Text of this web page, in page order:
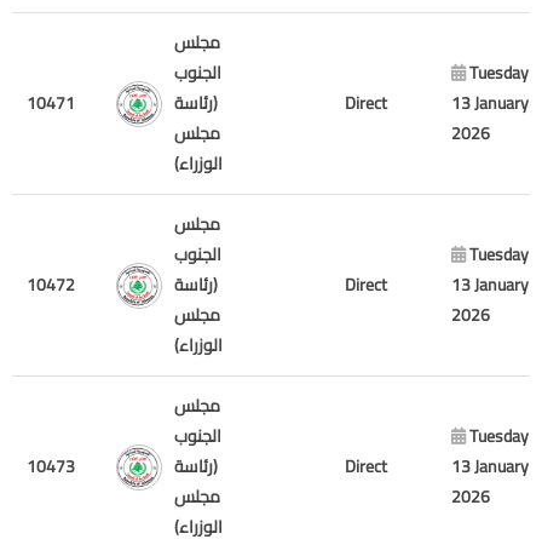
10471
مجلس
الجنوب
(رئاسة
مجلس
الوزراء)
Direct
Tuesday
13 January
2026
10472
مجلس
الجنوب
(رئاسة
مجلس
الوزراء)
Direct
Tuesday
13 January
2026
10473
مجلس
الجنوب
(رئاسة
مجلس
الوزراء)
Direct
Tuesday
13 January
2026